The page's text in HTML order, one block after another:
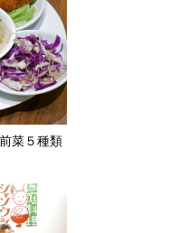
菜５種類